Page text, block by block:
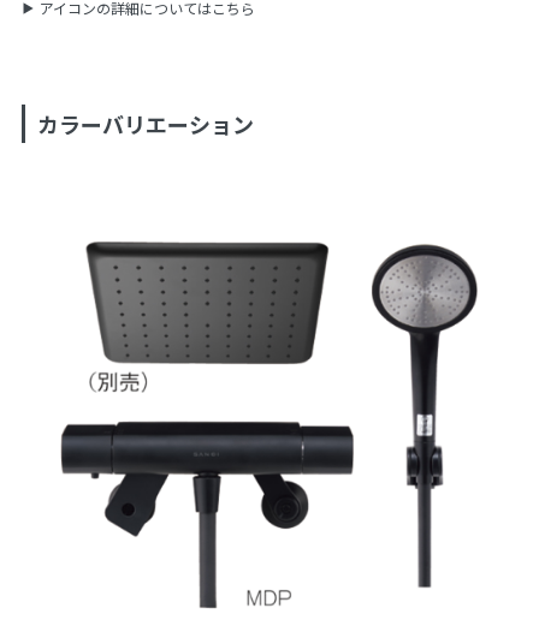
アイコンの詳細についてはこちら
カラーバリエーション